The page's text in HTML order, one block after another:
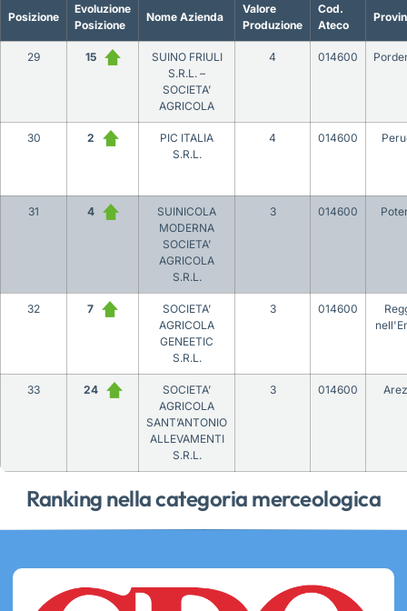
Ranking nella categoria merceologica
Posizione
Evoluzione
Posizione
Nome Azienda
Valore
Produzione
Cod.
Ateco
29 15
SUINO FRIULI
S.R.L. –
SOCIETA’
AGRICOLA
4 014600
30 2
PIC ITALIA
S.R.L.
4 014600
31 4
SUINICOLA
MODERNA
SOCIETA’
AGRICOLA
S.R.L.
3 014600
32 7
SOCIETA’
AGRICOLA
GENEETIC
S.R.L.
3 014600
33 24
SOCIETA’
AGRICOLA
SANT’ANTONIO
ALLEVAMENTI
S.R.L.
3 014600